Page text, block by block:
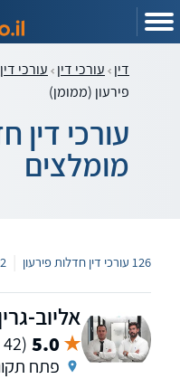
דין עורכי דין עורכי
פירעון (ממומן)
עורכי דין
מומלצים
126 עורכי דין חדלות פירעון
אליוב-
5.0 (42 ממליצים)
פתח